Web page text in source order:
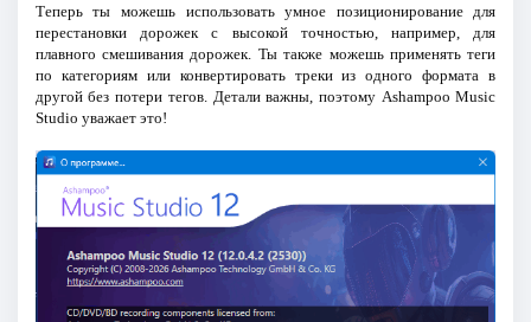
Теперь ты можешь использовать умное позиционирование для
перестановки дорожек с высокой точностью, например, для
плавного смешивания дорожек. Ты также можешь применять теги
по категориям или конвертировать треки из одного формата в
другой без потери тегов. Детали важны, поэтому Ashampoo Music
Studio уважает это!